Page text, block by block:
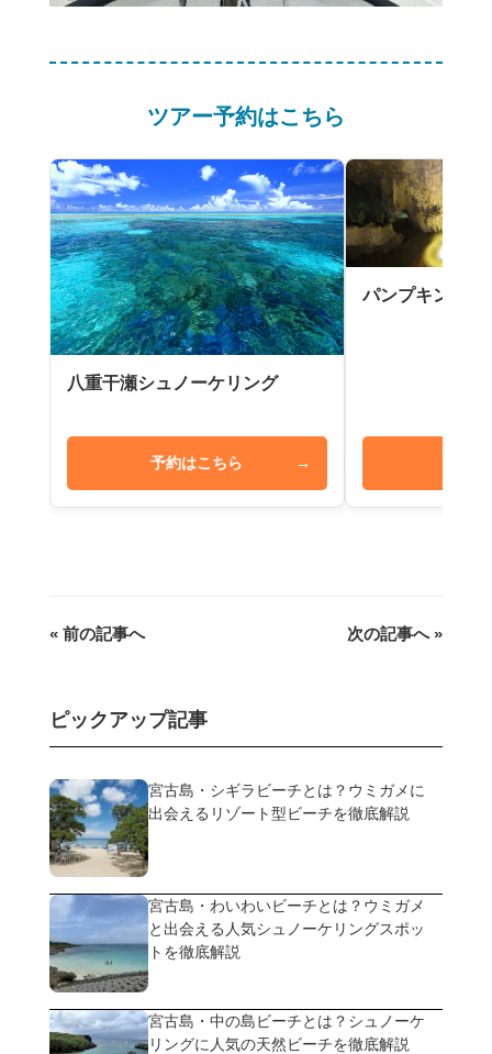
ツアー予約はこちら
八重干瀬シュノーケリング
予約はこちら →
パンプキン鍾乳
« 前の記事へ 次の記事へ »
ピックアップ記事
宮古島・シギラビーチとは？ウミガメに
出会えるリゾート型ビーチを徹底解説
宮古島・わいわいビーチとは？ウミガメ
と出会える人気シュノーケリングスポッ
トを徹底解説
宮古島・中の島ビーチとは？シュノーケ
リングに人気の天然ビーチを徹底解説